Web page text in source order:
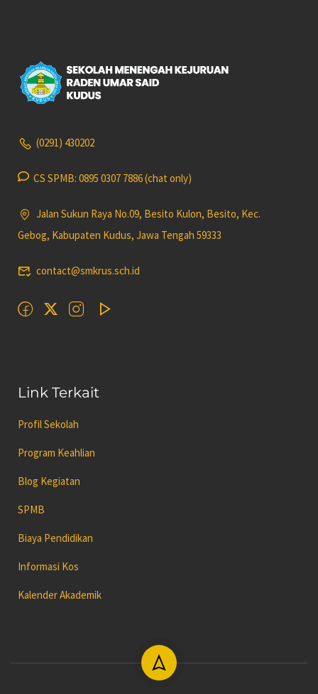
(0291) 430202
CS SPMB: 0895 0307 7886 (chat only)
Jalan Sukun Raya No.09, Besito Kulon, Besito, Kec.
Gebog, Kabupaten Kudus, Jawa Tengah 59333
contact@smkrus.sch.id
Link Terkait
Profil Sekolah
Program Keahlian
Blog Kegiatan
SPMB
Biaya Pendidikan
Informasi Kos
Kalender Akademik